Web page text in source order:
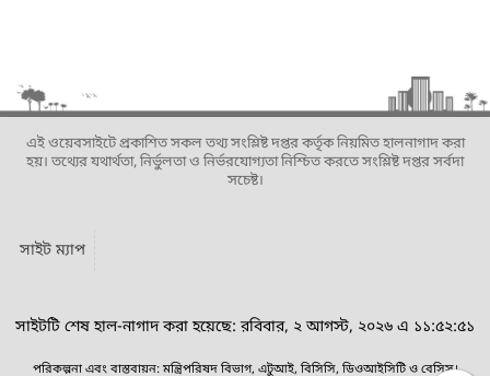
এই ওয়েবসাইটে প্রকাশিত সকল তথ্য সংশ্লিষ্ট দপ্তর কর্তৃক নিয়মিত হালনাগাদ করা
হয়। তথ্যের যথার্থতা, নির্ভুলতা ও নির্ভরযোগ্যতা নিশ্চিত করতে সংশ্লিষ্ট দপ্তর সর্বদা
সচেষ্ট।
সাইট ম্যাপ
সাইটটি শেষ হাল-নাগাদ করা হয়েছে: রবিবার, ২ আগস্ট, ২০২৬ এ ১১:৫২:৫১
পরিকল্পনা এবং বাস্তবায়ন: মন্ত্রিপরিষদ বিভাগ, এটুআই, বিসিসি, ডিওআইসিটি ও বেসিস।